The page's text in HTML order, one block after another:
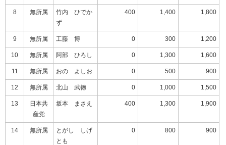
8 無所属
竹内 ひでか
ず
400 1,400 1,800
9 無所属 工藤 博 0 300 1,200
10 無所属 阿部 ひろし 0 1,300 1,600
11 無所属 おの よしお 0 500 900
12 無所属 北山 武徳 0 1,000 1,500
13
日本共
産党
坂本 まさえ 400 1,300 1,900
14 無所属
とがし しげ
とも
0 800 900